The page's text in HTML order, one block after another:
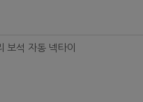
보석 자동 넥타이